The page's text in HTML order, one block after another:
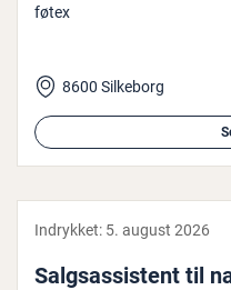
føtex
8600 Silkeborg
Indrykket: 5. august 2026
Salgs­as­si­stent til